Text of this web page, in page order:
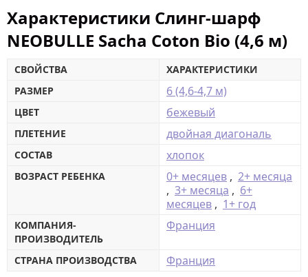
Характеристики Слинг-шарф
NEOBULLE Sacha Coton Bio (4,6 м)
СВОЙСТВА
ХАРАКТЕРИСТИКИ
РАЗМЕР
6 (4,6-4,7 м)
ЦВЕТ бежевый
ПЛЕТЕНИЕ двойная диагональ
СОСТАВ хлопок
ВОЗРАСТ РЕБЕНКА 0+ месяцев , 2+ месяца
, 3+ месяца , 6+
месяцев , 1+ год
КОМПАНИЯ-
ПРОИЗВОДИТЕЛЬ
Франция
СТРАНА ПРОИЗВОДСТВА Франция